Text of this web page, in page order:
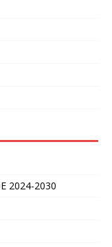
2024-2030